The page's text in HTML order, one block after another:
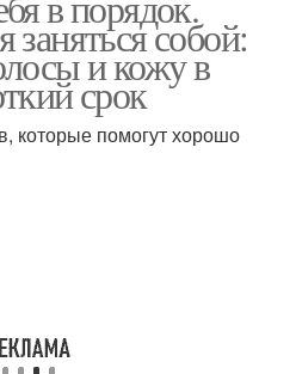
собой:
и кожу в
срок
которые помогут хорошо